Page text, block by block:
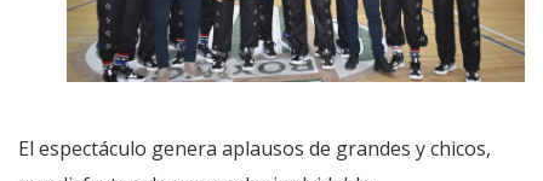
El espectáculo genera aplausos de grandes y chicos,